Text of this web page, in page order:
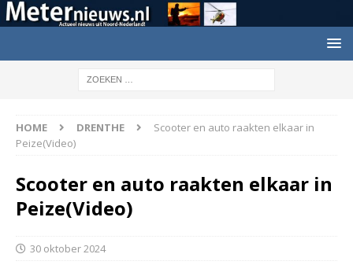
HOME DRENTHE
Scooter en auto raakten elkaar in
Peize(Video)
Scooter en auto raakten elkaar in
Peize(Video)
30 oktober 2024